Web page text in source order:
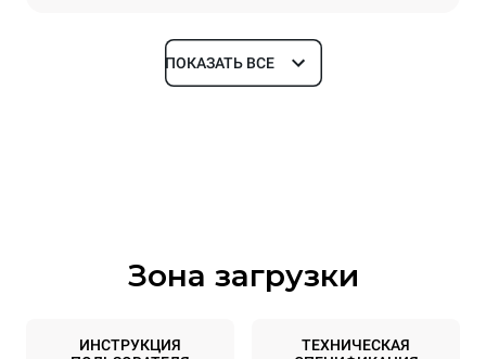
Размеры
Спецификации противней
5 600x400
ПОКАЗАТЬ ВСЕ
Зона загрузки
ИНСТРУКЦИЯ
ТЕХНИЧЕСКАЯ